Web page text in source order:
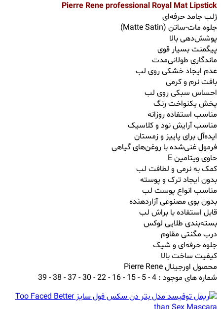
Pierre Rene professional Royal Mat Lipstick
ژلب جامد حرفه‌ای
جلوه مات-ساتن (Matte Satin)
پوشش‌دهی بالا
پیگمنت بسیار قوی
ماندگاری طولانی‌مدت
عدم ایجاد خشکی روی لب
بافت نرم و کرمی
احساس سبکی روی لب
پخش یکنواخت رنگ
مناسب استفاده روزانه
مناسب آرایش نود و کلاسیک
ایده‌آل برای پاییز و زمستان
فرمول غنی‌شده با روغن‌های گیاهی
حاوی ویتامین E
کمک به نرمی و لطافت لب
بدون ایجاد ترک و پوسته
مناسب انواع پوست لب
بدون بوی مصنوعی آزاردهنده
قابل استفاده با براش لب
بسته‌بندی طلایی لوکس
درب مگنتی مقاوم
جلوه حرفه‌ای و شیک
کیفیت ساخت بالا
محصول اورجینال Pierre Rene
شماره های موجود : 4 - 5 - 15 - 16 - 22 - 30 - 37 - 38 - 39